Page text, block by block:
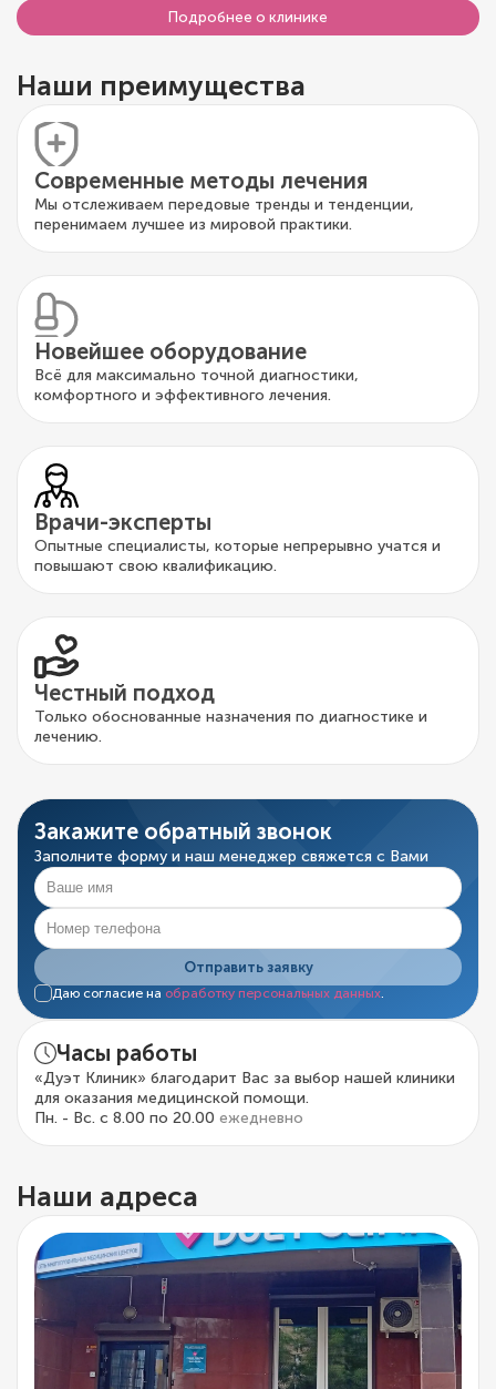
Подробнее о клинике
Наши преимущества
Современные методы лечения
Мы отслеживаем передовые тренды и тенденции,
перенимаем лучшее из мировой практики.
Новейшее оборудование
Всё для максимально точной диагностики,
комфортного и эффективного лечения.
Врачи-эксперты
Опытные специалисты, которые непрерывно учатся и
повышают свою квалификацию.
Честный подход
Только обоснованные назначения по диагностике и
лечению.
Закажите обратный звонок
Заполните форму и наш менеджер свяжется с Вами
Отправить заявку
Даю согласие на обработку персональных данных.
Часы работы
«Дуэт Клиник» благодарит Вас за выбор нашей клиники
для оказания медицинской помощи.
Пн. - Вс. с 8.00 по 20.00 ежедневно
Наши адреса